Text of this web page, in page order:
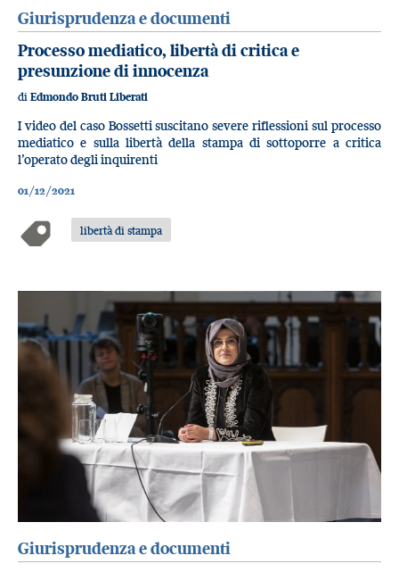
Giurisprudenza e documenti
Processo mediatico, libertà di critica e
presunzione di innocenza
di Edmondo Bruti Liberati
I video del caso Bossetti suscitano severe riflessioni sul processo
mediatico e sulla libertà della stampa di sottoporre a critica
l’operato degli inquirenti
01/12/2021
libertà di stampa
Giurisprudenza e documenti